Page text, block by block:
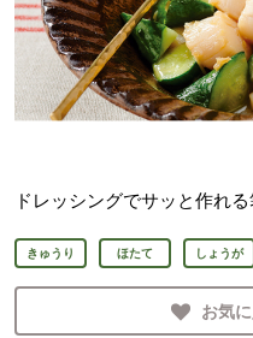
ドレッシングでサッと作れ
きゅうり ほたて しょうが
お気